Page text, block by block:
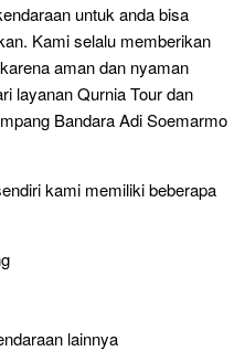
untuk anda bisa
Kami selalu memberikan
aman dan nyaman
layanan Qurnia Tour dan
Bandara Adi Soemarmo
kami memiliki beberapa
lainnya